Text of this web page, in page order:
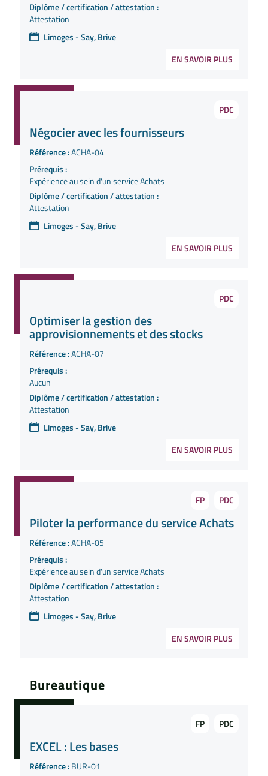
Diplôme / certification / attestation :
Attestation
Limoges - Say, Brive
EN SAVOIR PLUS
PDC
Négocier avec les fournisseurs
Référence :ACHA-04
Prérequis :
Expérience au sein d'un service Achats
Diplôme / certification / attestation :
Attestation
Limoges - Say, Brive
EN SAVOIR PLUS
PDC
Optimiser la gestion des
approvisionnements et des stocks
Référence :ACHA-07
Prérequis :
Aucun
Diplôme / certification / attestation :
Attestation
Limoges - Say, Brive
EN SAVOIR PLUS
FP PDC
Piloter la performance du service Achats
Référence :ACHA-05
Prérequis :
Expérience au sein d'un service Achats
Diplôme / certification / attestation :
Attestation
Limoges - Say, Brive
EN SAVOIR PLUS
Bureautique
FP PDC
EXCEL : Les bases
Référence :BUR-01